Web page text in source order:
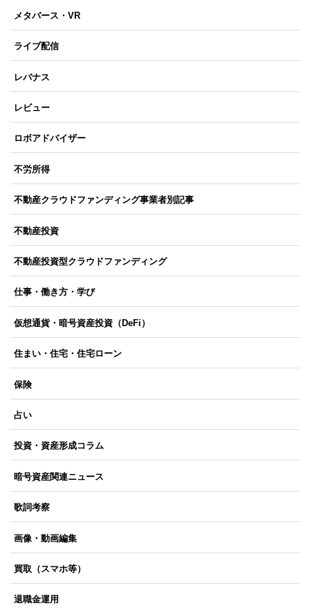
メタバース・VR
ライブ配信
レバナス
レビュー
ロボアドバイザー
不労所得
不動産クラウドファンディング事業者別記事
不動産投資
不動産投資型クラウドファンディング
仕事・働き方・学び
仮想通貨・暗号資産投資（DeFi）
住まい・住宅・住宅ローン
保険
占い
投資・資産形成コラム
暗号資産関連ニュース
歌詞考察
画像・動画編集
買取（スマホ等）
退職金運用